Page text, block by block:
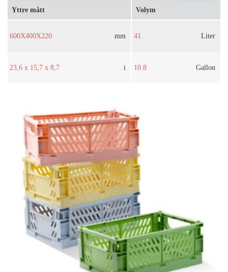
Yttre mått
600X400X220 mm
23,6 x 15,7 x 8,7 i
Volym
41 Liter
10.8 Gallon